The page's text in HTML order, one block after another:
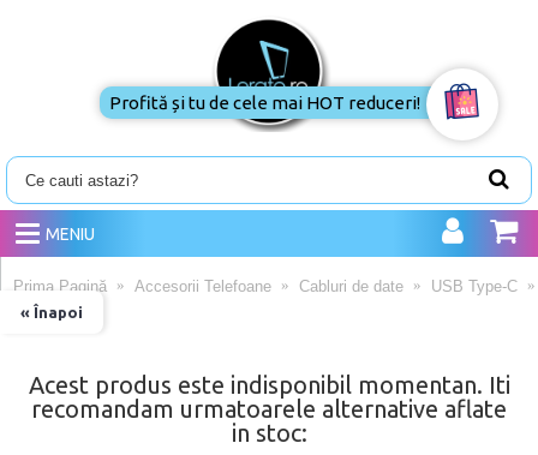
MENIU
« Înapoi
Prima Pagină Accesorii Telefoane Cabluri de date USB Type-C
Acest produs este indisponibil momentan. Iti
recomandam urmatoarele alternative aflate
in stoc:
Profită și tu de cele mai HOT reduceri!